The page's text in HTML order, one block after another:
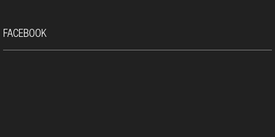
FACEBOOK